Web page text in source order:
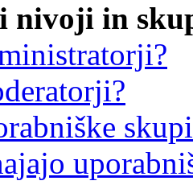
nivoji in